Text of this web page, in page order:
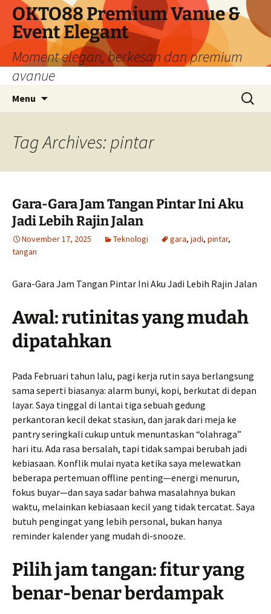
Skip
content
OKTO88 Premium Vanue &
Event Elegant
Moment elegan, berkesan dan premium
avanue
Menu
Search
for:
Tag Archives: pintar
Gara-Gara Jam Tangan Pintar Ini Aku
Jadi Lebih Rajin Jalan
November 17, 2025 Teknologi gara, jadi, pintar,
tangan
Gara-Gara Jam Tangan Pintar Ini Aku Jadi Lebih Rajin Jalan
Awal: rutinitas yang mudah
dipatahkan
Pada Februari tahun lalu, pagi kerja rutin saya berlangsung
sama seperti biasanya: alarm bunyi, kopi, berkutat di depan
layar. Saya tinggal di lantai tiga sebuah gedung
perkantoran kecil dekat stasiun, dan jarak dari meja ke
pantry seringkali cukup untuk menuntaskan “olahraga”
hari itu. Ada rasa bersalah, tapi tidak sampai berubah jadi
kebiasaan. Konflik mulai nyata ketika saya melewatkan
beberapa pertemuan offline penting—energi menurun,
fokus buyar—dan saya sadar bahwa masalahnya bukan
waktu, melainkan kebiasaan kecil yang tidak tercatat. Saya
butuh pengingat yang lebih personal, bukan hanya
reminder kalender yang mudah di-snooze.
Pilih jam tangan: fitur yang
benar-benar berdampak